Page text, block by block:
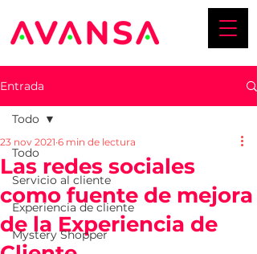
Entrada
Todo
Servicio al cliente
Experiencia de cliente
Mystery Shopper
Todo
Las redes sociales
como fuente de mejora
de la Experiencia de
23 nov 2021 6 min de lectura